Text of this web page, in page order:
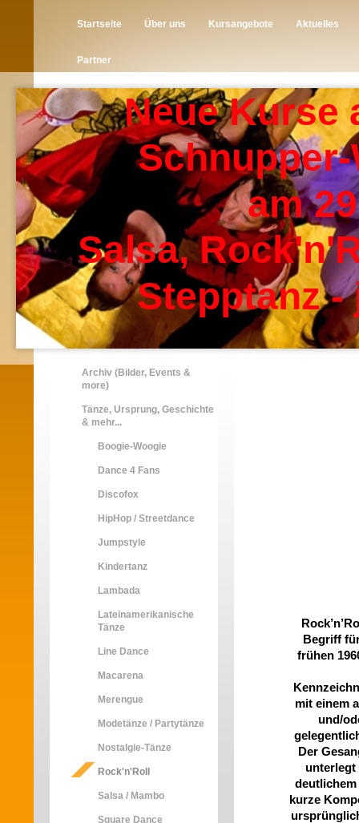
Startseite Über uns Kursangebote Aktuelles
Partner
Neue Kurse
am
Salsa,
Stepptanz -
Archiv (Bilder, Events &
more)
Tänze, Ursprung, Geschichte
& mehr...
Boogie-Woogie
Dance 4 Fans
Discofox
HipHop / Streetdance
Jumpstyle
Kindertanz
Lambada
Lateinamerikanische
Tänze
Line Dance
Macarena
Merengue
Modetänze / Partytänze
Nostalgie-Tänze
Rock'n'Roll
Salsa / Mambo
Square Dance
Begriff
frühen
mit einem
und/
Der
unterlegt
kurze